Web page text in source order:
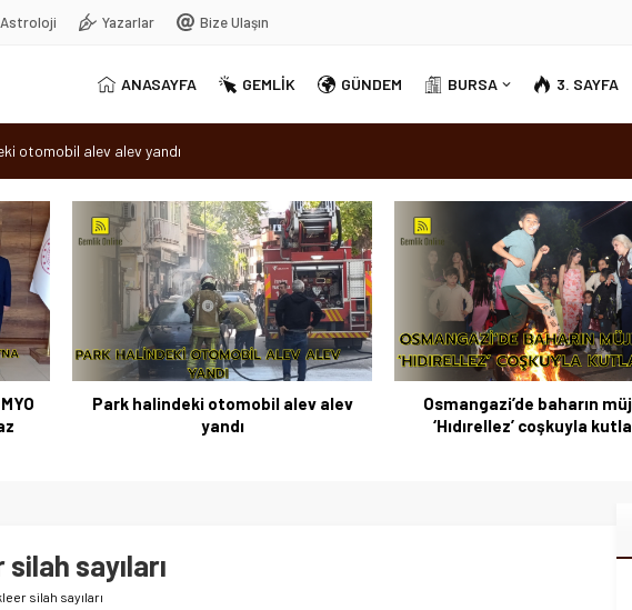
Astroloji Yazarlar Bize Ulaşın
ANASAYFA GEMLİK GÜNDEM BURSA 3. SAYFA
baharın müjdesi ‘Hıdırellez’ coşkuyla kutlandı
evden çıktı, sırra kadem bastı
süreçlerinde “Ortak Akıl” dönemi
Hıdırellez Coşkusu
otomobil alev alev yandı
Park halindeki otomobil alev alev
yandı
Osmangazi’de baharın
‘Hıdırellez’ coşkuyla
sayıları
silah sayıları